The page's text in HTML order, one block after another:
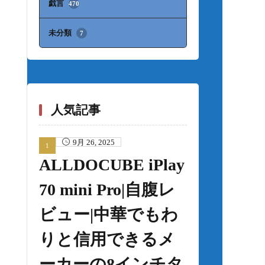
戯言 470
未分類 7
人気記事
9月 26, 2025
ALLDOCUBE iPlay
70 mini Pro|自腹レ
ビュー|中華でもわ
りと信用できるメ